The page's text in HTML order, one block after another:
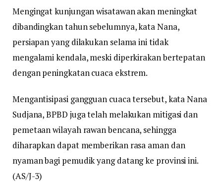
Mengingat kunjungan wisatawan akan meningkat
dibandingkan tahun sebelumnya, kata Nana,
persiapan yang dilakukan selama ini tidak
mengalami kendala, meski diperkirakan bertepatan
dengan peningkatan cuaca ekstrem.
Mengantisipasi gangguan cuaca tersebut, kata Nana
Sudjana, BPBD juga telah melakukan mitigasi dan
pemetaan wilayah rawan bencana, sehingga
diharapkan dapat memberikan rasa aman dan
nyaman bagi pemudik yang datang ke provinsi ini.
(AS/J-3)